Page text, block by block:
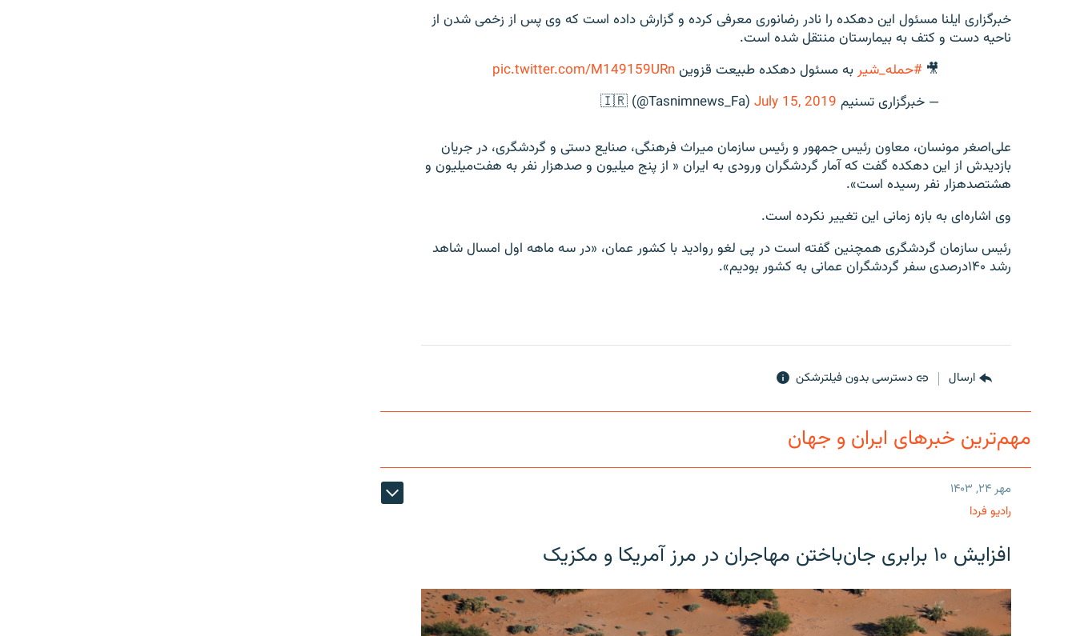
خبرگزاری ایلنا مسئول این دهکده را نادر رضانوری معرفی کرده و گزارش داده است که وی پس از زخمی شدن از
ناحیه دست و کتف به بیمارستان منتقل شده است.
🎥#حمله_شیر به مسئول دهکده طبیعت قزوینpic.twitter.com/M149159URn
— خبرگزاری تسنیم 🇮🇷 (@Tasnimnews_Fa) July 15, 2019
علی‌اصغر مونسان، معاون رئیس جمهور و رئیس سازمان میراث فرهنگی، صنایع دستی و گردشگری، در جریان
بازدیدش از این دهکده گفت که آمار گردشگران ورودی به ایران « از پنج میلیون و صدهزار نفر به هفت‌میلیون و
هشتصدهزار نفر رسیده است».
وی اشاره‌ای به بازه زمانی این تغییر نکرده است.
رئیس سازمان گردشگری همچنین گفته است در پی لغو روادید با کشور عمان، «در سه ماهه اول امسال شاهد
رشد ۱۴۰درصدی سفر گردشگران عمانی به کشور بودیم».
ارسال دسترسی بدون فیلترشکن
مهم‌ترین خبرهای ایران و جهان
مهر ۲۴, ۱۴۰۳
رادیو فردا
افزایش ۱۰ برابری جان‌باختن مهاجران در مرز آمریکا و مکزیک